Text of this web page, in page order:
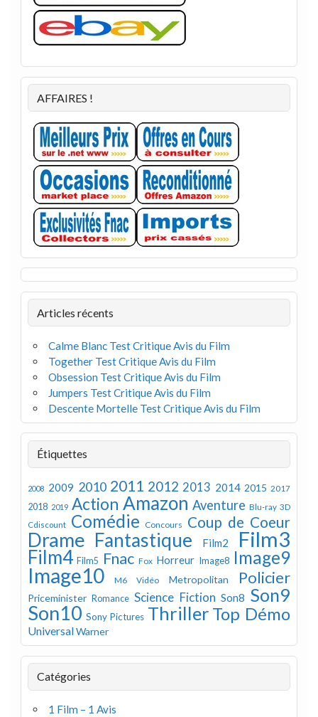
AFFAIRES !
Articles récents
Calme Blanc Test Critique Avis du Film
Together Test Critique Avis du Film
Obsession Test Critique Avis du Film
Jumpers Test Critique Avis du Film
Descente Mortelle Test Critique Avis du Film
Étiquettes
2008 2009 2010 2011 2012 2013 2014 2015 2017
2018 2019 Action Amazon Aventure Blu-ray 3D
Cdiscount Comédie Concours Coup de Coeur
Drame Fantastique Film2 Film3
Film4 Film5 Fnac Fox Horreur Image8 Image9
Image10 M6 Vidéo Metropolitan Policier
Priceminister Romance Science Fiction Son8 Son9
Son10 Sony Pictures Thriller Top Démo
UniversalWarner
Catégories
1 Film – 1 Avis